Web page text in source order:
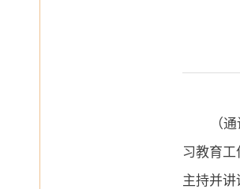
（
习教育
主持并